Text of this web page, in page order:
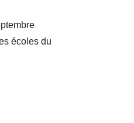
écoles du